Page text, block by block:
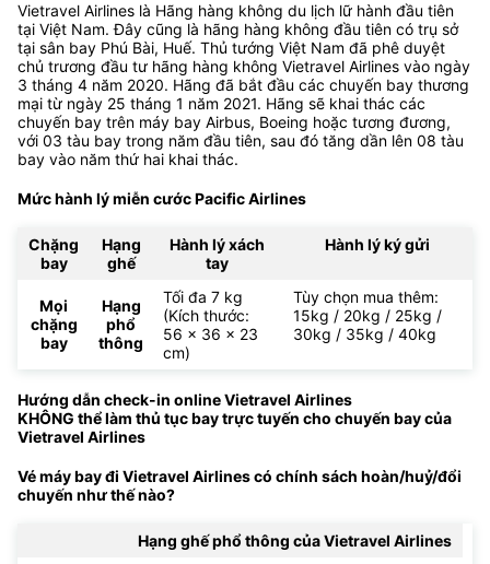
Vietravel Airlines là Hãng hàng không du lịch lữ hành đầu tiên
tại Việt Nam. Đây cũng là hãng hàng không đầu tiên có trụ sở
tại sân bay Phú Bài, Huế. Thủ tướng Việt Nam đã phê duyệt
chủ trương đầu tư hãng hàng không Vietravel Airlines vào ngày
3 tháng 4 năm 2020. Hãng đã bắt đầu các chuyến bay thương
mại từ ngày 25 tháng 1 năm 2021. Hãng sẽ khai thác các
chuyến bay trên máy bay Airbus, Boeing hoặc tương đương,
với 03 tàu bay trong năm đầu tiên, sau đó tăng dần lên 08 tàu
bay vào năm thứ hai khai thác.
Mức hành lý miễn cước Pacific Airlines
Chặng
bay
Hạng
ghế
Hành lý xách
tay
Hành lý ký gửi
Mọi
chặng
bay
Hạng
phổ
thông
Tối đa 7 kg
(Kích thước:
56 x 36 x 23
cm)
Tùy chọn mua thêm:
15kg / 20kg / 25kg /
30kg / 35kg / 40kg
Hướng dẫn check-in online Vietravel Airlines
KHÔNG thể làm thủ tục bay trực tuyến cho chuyến bay của
Vietravel Airlines
Vé máy bay đi Vietravel Airlines có chính sách hoàn/huỷ/đổi
chuyến như thế nào?
Hạng ghế phổ thông của Vietravel Airlines